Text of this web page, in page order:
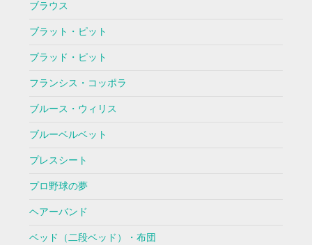
ブラウス
ブラット・ピット
ブラッド・ピット
フランシス・コッポラ
ブルース・ウィリス
ブルーベルベット
プレスシート
プロ野球の夢
ヘアーバンド
ベッド（二段ベッド）・布団